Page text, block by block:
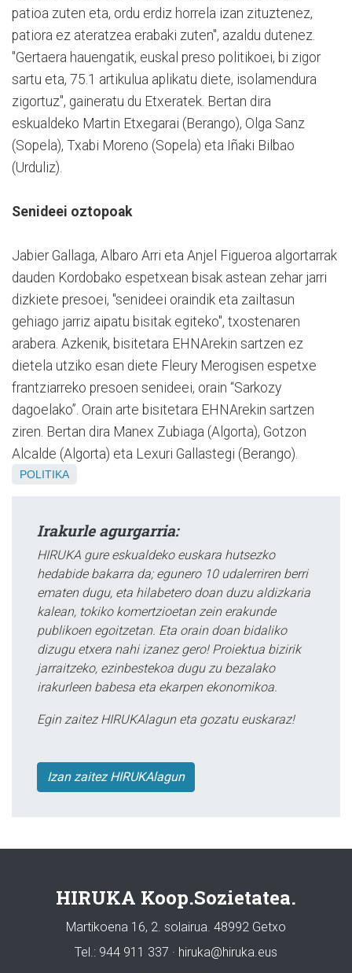
patioa zuten eta, ordu erdiz horrela izan zituztenez,
patiora ez ateratzea erabaki zuten", azaldu dutenez.
"Gertaera hauengatik, euskal preso politikoei, bi zigor
sartu eta, 75.1 artikulua aplikatu diete, isolamendura
zigortuz", gaineratu du Etxeratek. Bertan dira
eskualdeko Martin Etxegarai (Berango), Olga Sanz
(Sopela), Txabi Moreno (Sopela) eta Iñaki Bilbao
(Urduliz).
Senideei oztopoak
Jabier Gallaga, Albaro Arri eta Anjel Figueroa algortarrak
dauden Kordobako espetxean bisak astean zehar jarri
dizkiete presoei, "senideei oraindik eta zailtasun
gehiago jarriz aipatu bisitak egiteko", txostenaren
arabera. Azkenik, bisitetara EHNArekin sartzen ez
dietela utziko esan diete Fleury Merogisen espetxe
frantziarreko presoen senideei, orain “Sarkozy
dagoelako”. Orain arte bisitetara EHNArekin sartzen
ziren. Bertan dira Manex Zubiaga (Algorta), Gotzon
Alcalde (Algorta) eta Lexuri Gallastegi (Berango).
POLITIKA
Irakurle agurgarria:
HIRUKA gure eskualdeko euskara hutsezko
hedabide bakarra da; egunero 10 udalerriren berri
ematen dugu, eta hilabetero doan duzu aldizkaria
kalean, tokiko komertzioetan zein erakunde
publikoen egoitzetan. Eta orain doan bidaliko
dizugu etxera nahi izanez gero! Proiektua bizirik
jarraitzeko, ezinbestekoa dugu zu bezalako
irakurleen babesa eta ekarpen ekonomikoa.
Egin zaitez HIRUKAlagun eta gozatu euskaraz!
Izan zaitez HIRUKAlagun
HIRUKA Koop.Sozietatea.
Martikoena 16, 2. solairua. 48992 Getxo
Tel.: 944 911 337 · hiruka@hiruka.eus